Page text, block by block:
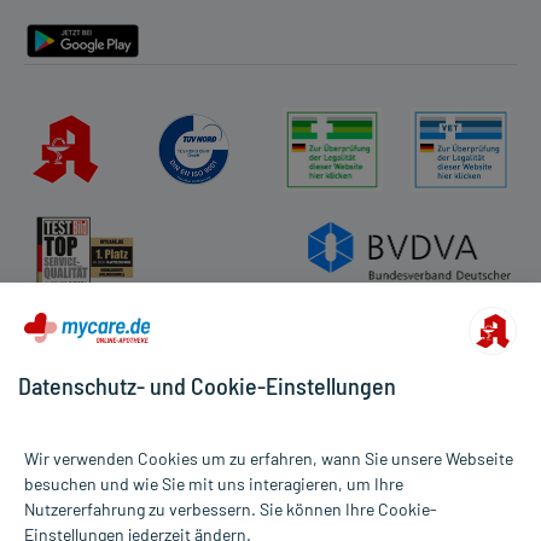
Alle Preise gelten inkl. MwSt., ggf. zzgl. Versandkosten
Datenschutz- und Cookie-Einstellungen
Wir verwenden Cookies um zu erfahren, wann Sie unsere Webseite
besuchen und wie Sie mit uns interagieren, um Ihre
Nutzererfahrung zu verbessern. Sie können Ihre Cookie-
Einstellungen jederzeit ändern.